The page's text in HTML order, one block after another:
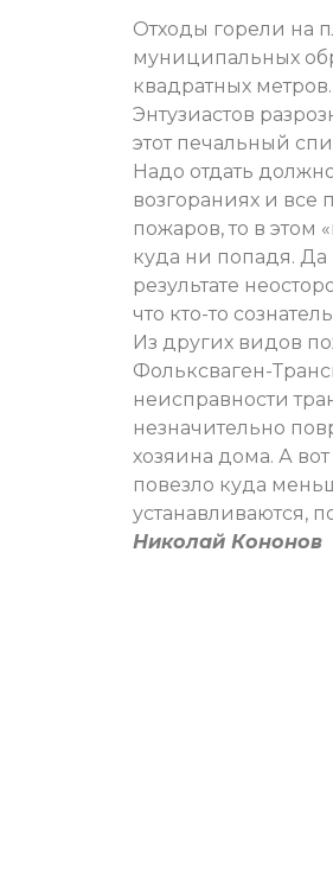
Отходы горели на
муниципальных
квадратных
Энтузиастов
этот печальный
Надо отдать
возгораниях и
пожаров, то в этом
куда ни попадя. Да
результате
что кто-то
Из других видов
Фольксваген-
неисправности
незначительно
хозяина дома. А
повезло куда
устанавливаются,
Николай Кононов